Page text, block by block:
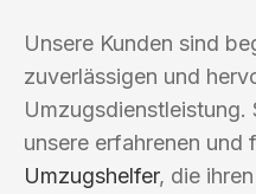
Unsere Kunden sind
zuverlässigen und
Umzugsdienstleistung.
unsere erfahrenen und
Umzugshelfer, die